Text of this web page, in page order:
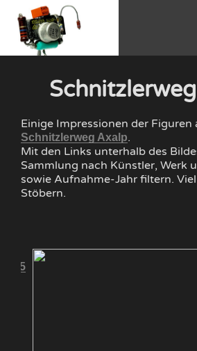
Einige Impressionen der Figuren
Schnitzlerweg Axalp.
Mit den Links unterhalb des
Sammlung nach Künstler, Werk
sowie Aufnahme-Jahr filtern.
Stöbern.